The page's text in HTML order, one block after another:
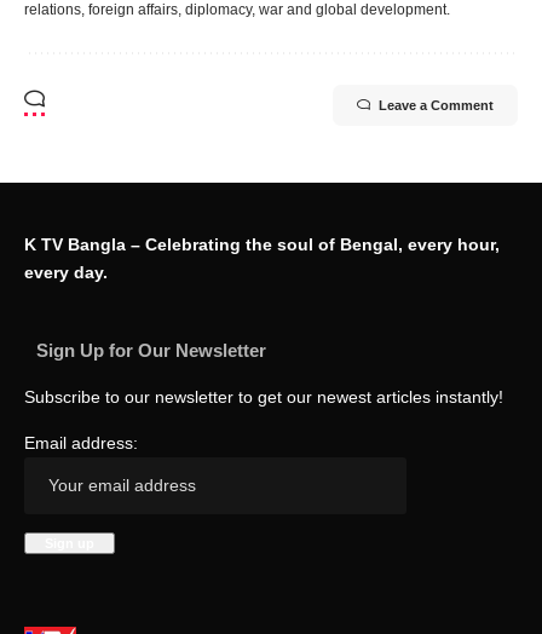
relations, foreign affairs, diplomacy, war and global development.
Leave a Comment
K TV Bangla – Celebrating the soul of Bengal, every hour,
every day.
Sign Up for Our Newsletter
Subscribe to our newsletter to get our newest articles instantly!
Email address: